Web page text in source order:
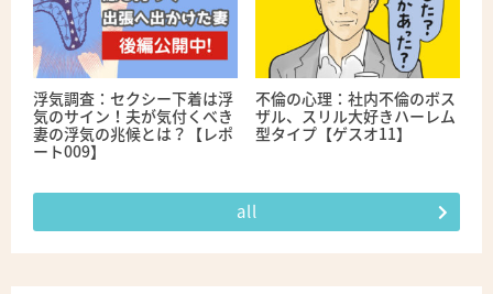
浮気調査：セクシー下着は浮
気のサイン！夫が気付くべき
妻の浮気の兆候とは？【レポ
ート009】
不倫の心理：社内不倫のボス
ザル、スリル大好きハーレム
型タイプ【ゲスオ11】
all